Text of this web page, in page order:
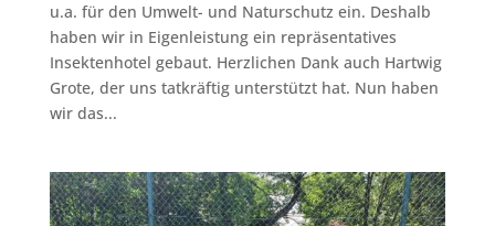
u.a. für den Umwelt- und Naturschutz ein. Deshalb
haben wir in Eigenleistung ein repräsentatives
Insektenhotel gebaut. Herzlichen Dank auch Hartwig
Grote, der uns tatkräftig unterstützt hat. Nun haben
wir das...